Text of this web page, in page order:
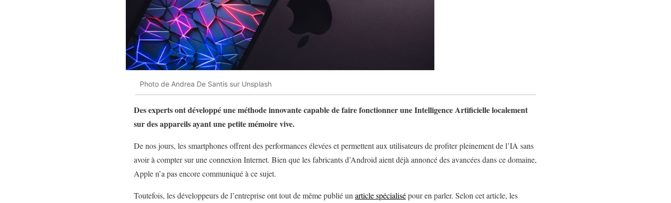
Photo de Andrea De Santis sur Unsplash
Des experts ont développé une méthode innovante capable de faire fonctionner une Intelligence Artificielle localement
sur des appareils ayant une petite mémoire vive.
De nos jours, les smartphones offrent des performances élevées et permettent aux utilisateurs de profiter pleinement de l’IA sans
avoir à compter sur une connexion Internet. Bien que les fabricants d’Android aient déjà annoncé des avancées dans ce domaine,
Apple n’a pas encore communiqué à ce sujet.
Toutefois, les développeurs de l’entreprise ont tout de même publié un article spécialisépour en parler. Selon cet article, les